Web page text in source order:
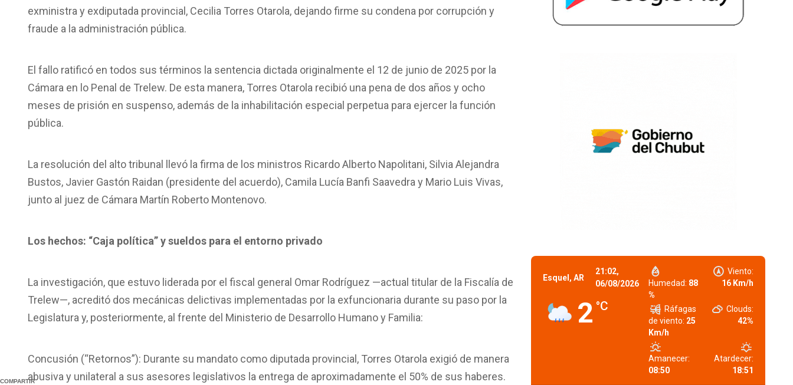
COMPARTIR
exministra y exdiputada provincial, Cecilia Torres Otarola, dejando firme su condena por corrupción y
fraude a la administración pública.
El fallo ratificó en todos sus términos la sentencia dictada originalmente el 12 de junio de 2025 por la
Cámara en lo Penal de Trelew. De esta manera, Torres Otarola recibió una pena de dos años y ocho
meses de prisión en suspenso, además de la inhabilitación especial perpetua para ejercer la función
pública.
La resolución del alto tribunal llevó la firma de los ministros Ricardo Alberto Napolitani, Silvia Alejandra
Bustos, Javier Gastón Raidan (presidente del acuerdo), Camila Lucía Banfi Saavedra y Mario Luis Vivas,
junto al juez de Cámara Martín Roberto Montenovo.
Los hechos: “Caja política” y sueldos para el entorno privado
La investigación, que estuvo liderada por el fiscal general Omar Rodríguez —actual titular de la Fiscalía de
Trelew—, acreditó dos mecánicas delictivas implementadas por la exfuncionaria durante su paso por la
Legislatura y, posteriormente, al frente del Ministerio de Desarrollo Humano y Familia:
Concusión (“Retornos”): Durante su mandato como diputada provincial, Torres Otarola exigió de manera
abusiva y unilateral a sus asesores legislativos la entrega de aproximadamente el 50% de sus haberes.
Esquel, AR
21:02,
06/08/2026
2 °C
Humedad: 88
%
Viento:
16 Km/h
Ráfagas
de viento: 25
Km/h
Clouds:
42%
Amanecer:
08:50
Atardecer:
18:51